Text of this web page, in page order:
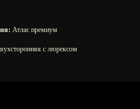
Атлас премиум
с люрексом